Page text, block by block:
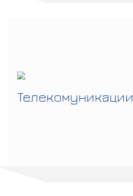
Телекомуникации